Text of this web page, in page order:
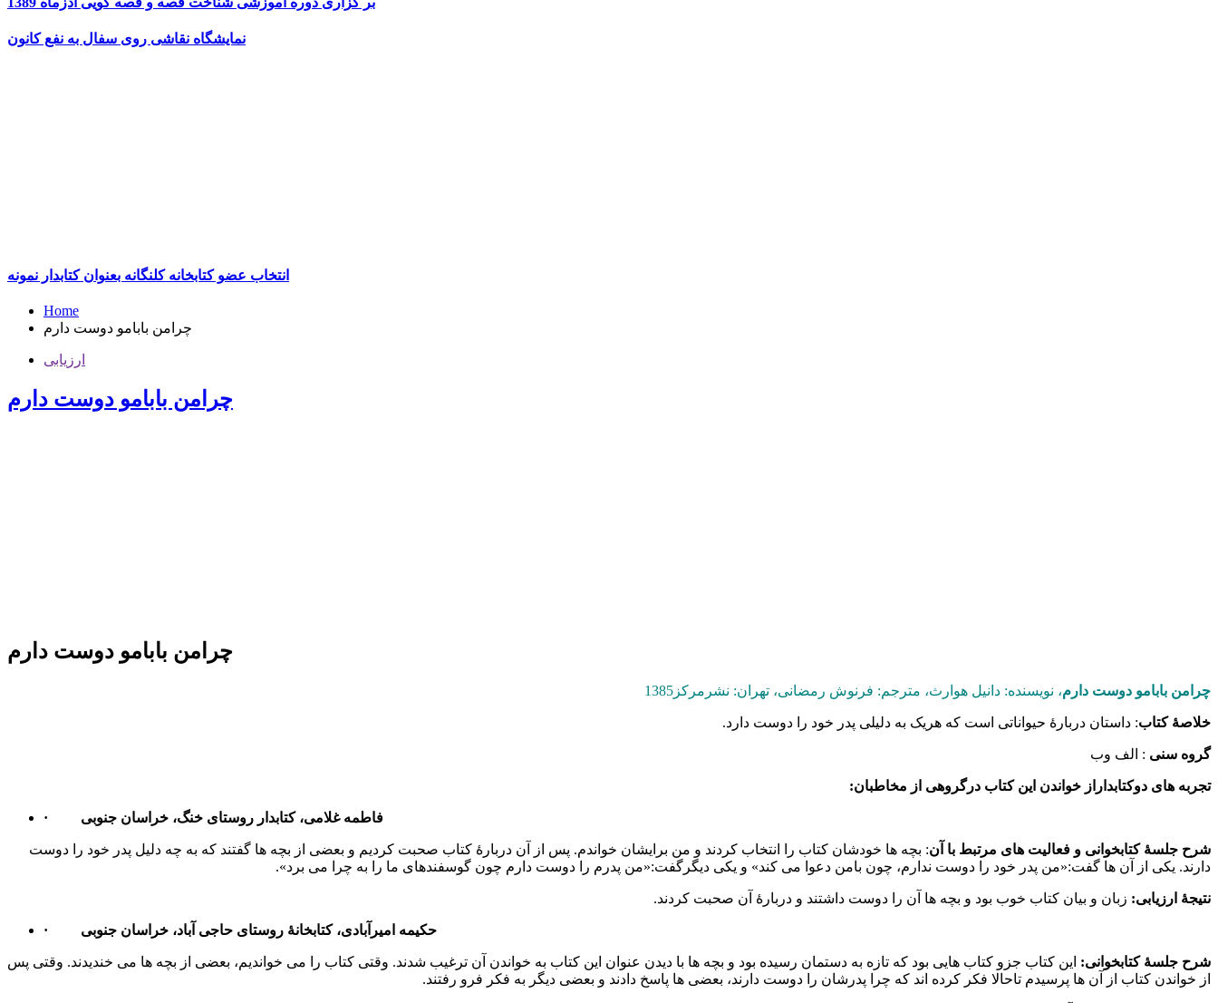
نمایشگاه نقاشی روی سفال به نفع کانون
انتخاب عضو کتابخانه کلنگانه بعنوان کتابدار نمونه
Home
چرامن بابامو دوست دارم
ارزیابی
چرامن بابامو دوست دارم
چرامن بابامو دوست دارم
چرامن بابامو دوست دارم، نویسنده: دانیل هوارث، مترجم: فرنوش رمضانی، تهران: نشرمرکز1385
خلاصۀ کتاب: داستان دربارۀ حیواناتی است که هریک به دلیلی پدر خود را دوست دارد.
گروه سنی : الف وب
تجربه های دوکتابداراز خواندن این کتاب درگروهی از مخاطبان:
· فاطمه غلامی، کتابدار روستای خنگ، خراسان جنوبی
شرح جلسۀ کتابخوانی و فعالیت های مرتبط با آن: بچه ها خودشان کتاب را انتخاب کردند و من برایشان خواندم. پس از آن دربارۀ کتاب صحبت کردیم و بعضی از بچه ها گفتند که به چه دلیل پدر خود را دوست
دارند. یکی از آن ها گفت:«من پدر خود را دوست ندارم، چون بامن دعوا می کند» و یکی دیگرگفت:«من پدرم را دوست دارم چون گوسفندهای ما را به چرا می برد».
نتیجۀ ارزیابی: زبان و بیان کتاب خوب بود و بچه ها آن را دوست داشتند و دربارۀ آن صحبت کردند.
· حکیمه امیرآبادی، کتابخانۀ روستای حاجی آباد، خراسان جنوبی
شرح جلسۀ کتابخوانی: این کتاب جزو کتاب هایی بود که تازه به دستمان رسیده بود و بچه ها با دیدن عنوان این کتاب به خواندن آن ترغیب شدند. وقتی کتاب را می خواندیم، بعضی از بچه ها می خندیدند. وقتی پس
از خواندن کتاب از آن ها پرسیدم تاحالا فکر کرده اند که چرا پدرشان را دوست دارند، بعضی ها پاسخ دادند و بعضی دیگر به فکر فرو رفتند.